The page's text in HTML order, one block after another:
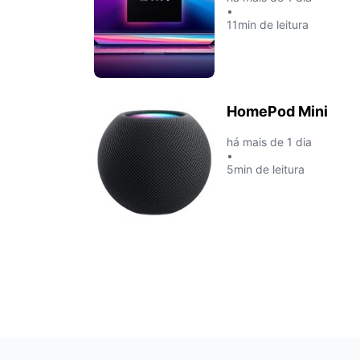
•
11min de leitura
HomePod Mini
há mais de 1 dia
•
5min de leitura